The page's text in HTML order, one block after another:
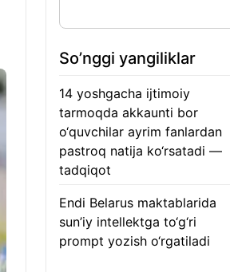
So’nggi yangiliklar
14 yoshgacha ijtimoiy
tarmoqda akkaunti bor
o‘quvchilar ayrim fanlardan
pastroq natija ko‘rsatadi —
tadqiqot
Endi Belarus maktablarida
sun’iy intellektga to‘g‘ri
prompt yozish o‘rgatiladi